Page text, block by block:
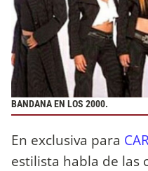
BANDANA EN LOS 2000.
En exclusiva para
estilista habla de las